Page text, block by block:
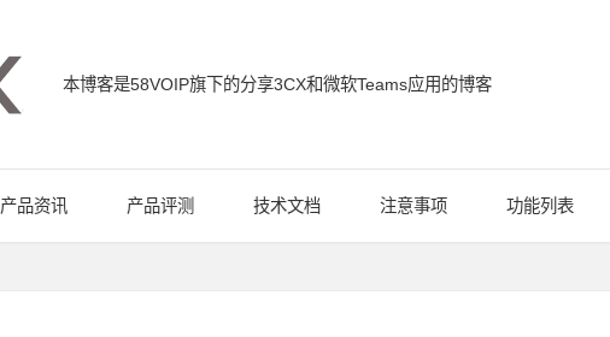
58VOIP企业通信博客
本博客是58VOIP旗下的分享3CX和微软Teams应用的博客
产品资讯 产品评测 技术文档 注意事项 功能列表